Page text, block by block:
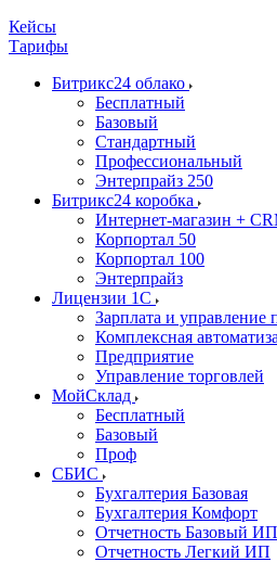
Кейсы
Тарифы
Битрикс24 облако
Бесплатный
Базовый
Стандартный
Профессиональный
Энтерпрайз 250
Битрикс24 коробка
Интернет-магазин +
Корпортал 50
Корпортал 100
Энтерпрайз
Лицензии 1С
Зарплата и управление
Комплексная
Предприятие
Управление торговлей
МойСклад
Бесплатный
Базовый
Проф
СБИС
Бухгалтерия Базовая
Бухгалтерия Комфорт
Отчетность Базовый ИП
Отчетность Легкий ИП